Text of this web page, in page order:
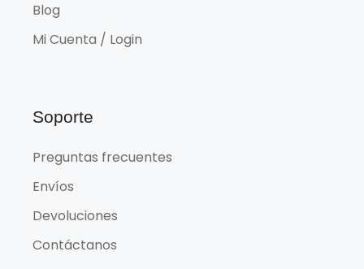
Blog
Mi Cuenta / Login
Soporte
Preguntas frecuentes
Envíos
Devoluciones
Contáctanos